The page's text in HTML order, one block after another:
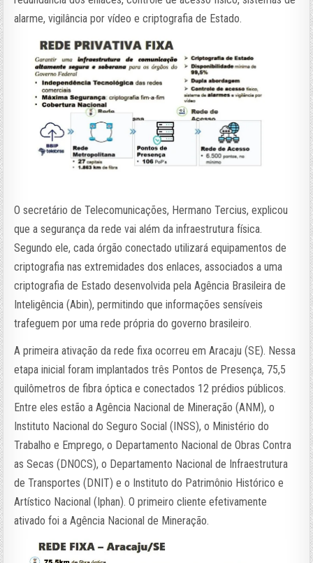
alarme, vigilância por vídeo e criptografia de Estado.
O secretário de Telecomunicações, Hermano Tercius, explicou
que a segurança da rede vai além da infraestrutura física.
Segundo ele, cada órgão conectado utilizará equipamentos de
criptografia nas extremidades dos enlaces, associados a uma
criptografia de Estado desenvolvida pela Agência Brasileira de
Inteligência (Abin), permitindo que informações sensíveis
trafeguem por uma rede própria do governo brasileiro.
A primeira ativação da rede fixa ocorreu em Aracaju (SE). Nessa
etapa inicial foram implantados três Pontos de Presença, 75,5
quilômetros de fibra óptica e conectados 12 prédios públicos.
Entre eles estão a Agência Nacional de Mineração (ANM), o
Instituto Nacional do Seguro Social (INSS), o Ministério do
Trabalho e Emprego, o Departamento Nacional de Obras Contra
as Secas (DNOCS), o Departamento Nacional de Infraestrutura
de Transportes (DNIT) e o Instituto do Patrimônio Histórico e
Artístico Nacional (Iphan). O primeiro cliente efetivamente
ativado foi a Agência Nacional de Mineração.